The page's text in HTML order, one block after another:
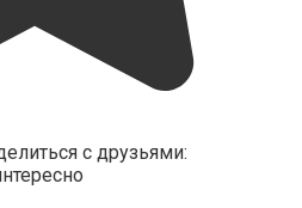
с друзьями: